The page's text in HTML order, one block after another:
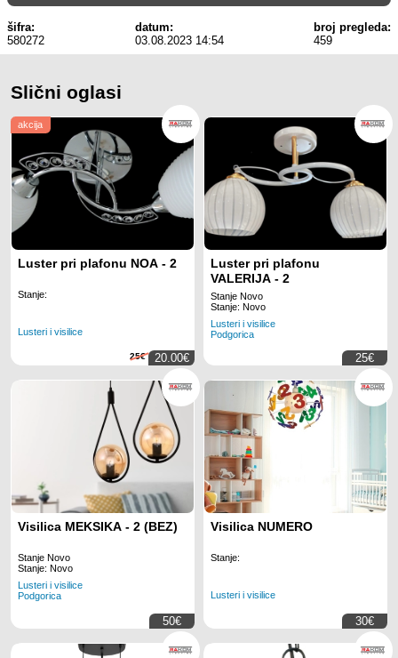
šifra:
580272
datum:
03.08.2023 14:54
broj pregleda:
459
Slični oglasi
akcija
Luster pri plafonu NOA - 2
Stanje:
Lusteri i visilice
25€ 20.00€
Luster pri plafonu
VALERIJA - 2
Stanje Novo
Stanje: Novo
Lusteri i visilice
Podgorica
25€
Visilica MEKSIKA - 2 (BEZ)
Stanje Novo
Stanje: Novo
Lusteri i visilice
Podgorica
50€
Visilica NUMERO
Stanje:
Lusteri i visilice
30€